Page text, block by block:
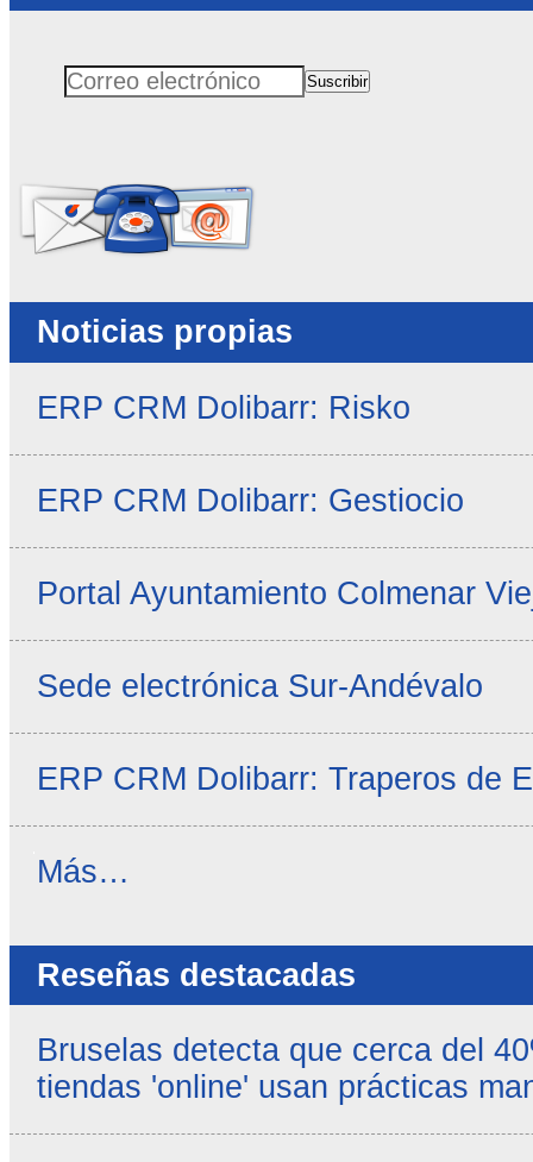
Correo electrónicoSuscribir
Noticias propias
ERP CRM Dolibarr: Risko
ERP CRM Dolibarr: Gestiocio
Portal Ayuntamiento Colmenar
Sede electrónica Sur-Andévalo
ERP CRM Dolibarr: Traperos de
Noticias
Más…
Reseñas destacadas
Bruselas detecta que cerca del
tiendas 'online' usan prácticas